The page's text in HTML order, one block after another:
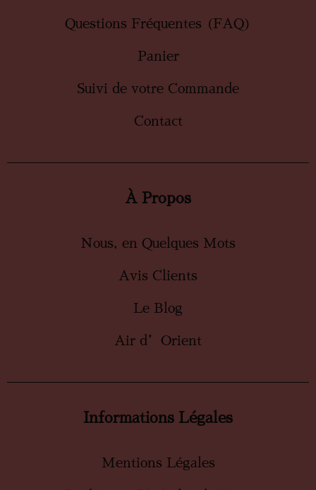
Questions Fréquentes (FAQ)
Panier
Suivi de votre Commande
Contact
À Propos
Nous, en Quelques Mots
Avis Clients
Le Blog
Air d’Orient
Informations Légales
Mentions Légales